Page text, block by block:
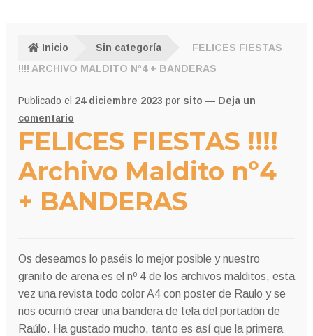
Inicio Sin categoría
FELICES FIESTAS
!!!! ARCHIVO MALDITO Nº4 + BANDERAS
Publicado el 24 diciembre 2023 por sito — Deja un
comentario
FELICES FIESTAS !!!!
Archivo Maldito nº4
+ BANDERAS
Os deseamos lo paséis lo mejor posible y nuestro
granito de arena es el nº 4 de los archivos malditos, esta
vez una revista todo color A4 con poster de Raulo y se
nos ocurrió crear una bandera de tela del portadón de
Raúlo. Ha gustado mucho, tanto es así que la primera